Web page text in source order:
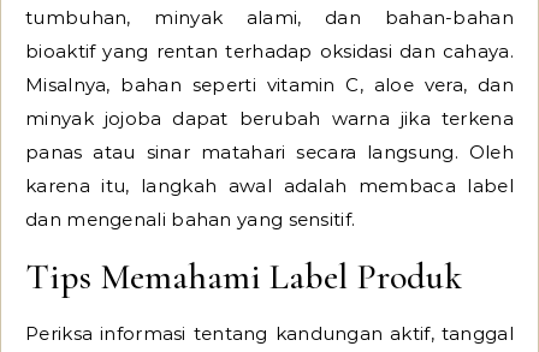
tumbuhan, minyak alami, dan bahan-bahan
bioaktif yang rentan terhadap oksidasi dan cahaya.
Misalnya, bahan seperti vitamin C, aloe vera, dan
minyak jojoba dapat berubah warna jika terkena
panas atau sinar matahari secara langsung. Oleh
karena itu, langkah awal adalah membaca label
dan mengenali bahan yang sensitif.
Tips Memahami Label Produk
Periksa informasi tentang kandungan aktif, tanggal